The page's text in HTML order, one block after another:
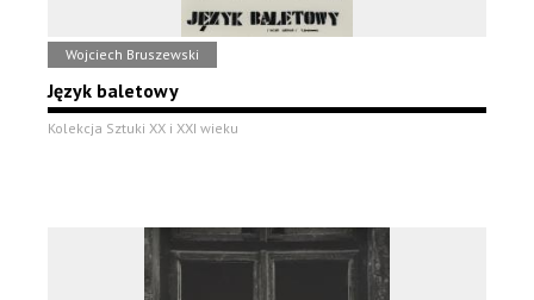
Wojciech Bruszewski
Język baletowy
Kolekcja Sztuki XX i XXI wieku